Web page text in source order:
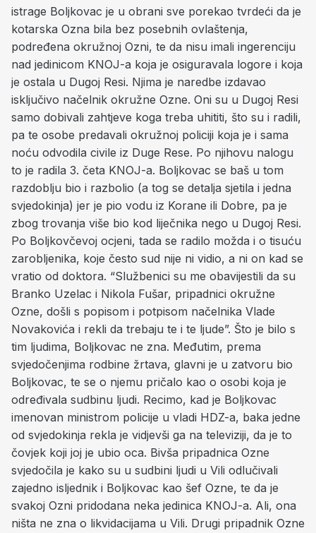
istrage Boljkovac je u obrani sve porekao tvrdeći da je
kotarska Ozna bila bez posebnih ovlaštenja,
podređena okružnoj Ozni, te da nisu imali ingerenciju
nad jedinicom KNOJ-a koja je osiguravala logore i koja
je ostala u Dugoj Resi. Njima je naredbe izdavao
isključivo načelnik okružne Ozne. Oni su u Dugoj Resi
samo dobivali zahtjeve koga treba uhititi, što su i radili,
pa te osobe predavali okružnoj policiji koja je i sama
noću odvodila civile iz Duge Rese. Po njihovu nalogu
to je radila 3. četa KNOJ-a. Boljkovac se baš u tom
razdoblju bio i razbolio (a tog se detalja sjetila i jedna
svjedokinja) jer je pio vodu iz Korane ili Dobre, pa je
zbog trovanja više bio kod liječnika nego u Dugoj Resi.
Po Boljkovčevoj ocjeni, tada se radilo možda i o tisuću
zarobljenika, koje često sud nije ni vidio, a ni on kad se
vratio od doktora. “Službenici su me obavijestili da su
Branko Uzelac i Nikola Fušar, pripadnici okružne
Ozne, došli s popisom i potpisom načelnika Vlade
Novakovića i rekli da trebaju te i te ljude”. Što je bilo s
tim ljudima, Boljkovac ne zna. Međutim, prema
svjedočenjima rodbine žrtava, glavni je u zatvoru bio
Boljkovac, te se o njemu pričalo kao o osobi koja je
određivala sudbinu ljudi. Recimo, kad je Boljkovac
imenovan ministrom policije u vladi HDZ-a, baka jedne
od svjedokinja rekla je vidjevši ga na televiziji, da je to
čovjek koji joj je ubio oca. Bivša pripadnica Ozne
svjedočila je kako su u sudbini ljudi u Vili odlučivali
zajedno isljednik i Boljkovac kao šef Ozne, te da je
svakoj Ozni pridodana neka jedinica KNOJ-a. Ali, ona
ništa ne zna o likvidacijama u Vili. Drugi pripadnik Ozne